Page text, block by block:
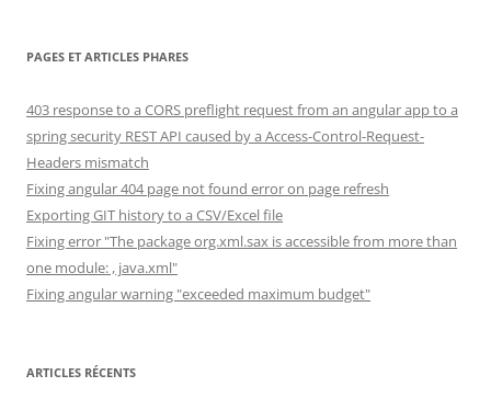
PAGES ET ARTICLES PHARES
403 response to a CORS preflight request from an angular app to a
spring security REST API caused by a Access-Control-Request-
Headers mismatch
Fixing angular 404 page not found error on page refresh
Exporting GIT history to a CSV/Excel file
Fixing error "The package org.xml.sax is accessible from more than
one module: , java.xml"
Fixing angular warning "exceeded maximum budget"
ARTICLES RÉCENTS